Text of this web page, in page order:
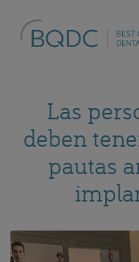
Las
deben
pautas